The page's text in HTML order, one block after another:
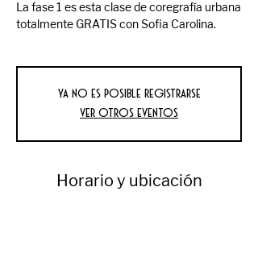
La fase 1 es esta clase de coregrafía urbana
totalmente GRATIS con Sofia Carolina.
Ya no es posible registrarse
Ver otros eventos
Horario y ubicación